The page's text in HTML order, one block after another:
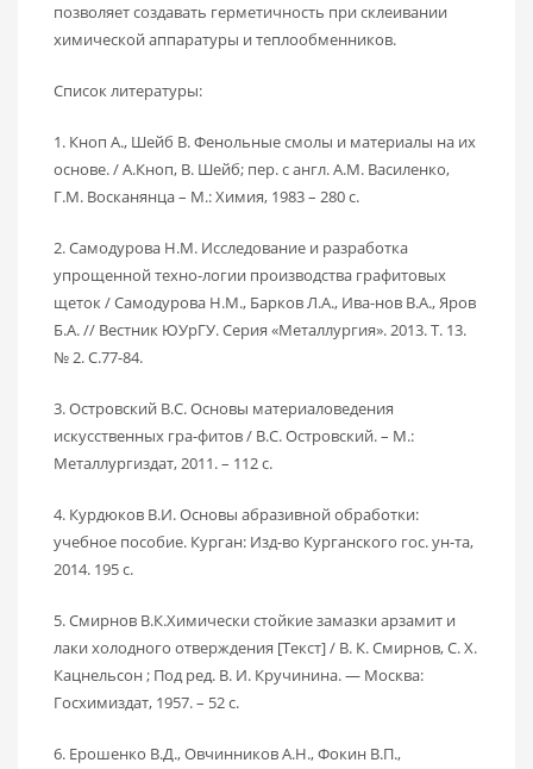
позволяет создавать герметичность при склеивании
химической аппаратуры и теплообменников.
Список литературы:
1. Кноп А., Шейб В. Фенольные смолы и материалы на их
основе. / А.Кноп, В. Шейб; пер. с англ. А.М. Василенко,
Г.М. Восканянца – М.: Химия, 1983 – 280 с.
2. Самодурова Н.М. Исследование и разработка
упрощенной техно-логии производства графитовых
щеток / Самодурова Н.М., Барков Л.А., Ива-нов В.А., Яров
Б.А. // Вестник ЮУрГУ. Серия «Металлургия». 2013. Т. 13.
№ 2. С.77-84.
3. Островский В.С. Основы материаловедения
искусственных гра-фитов / В.С. Островский. – М.:
Металлургиздат, 2011. – 112 с.
4. Курдюков В.И. Основы абразивной обработки:
учебное пособие. Курган: Изд-во Курганского гос. ун-та,
2014. 195 с.
5. Смирнов В.К.Химически стойкие замазки арзамит и
лаки холодного отверждения [Текст] / В. К. Смирнов, С. Х.
Кацнельсон ; Под ред. В. И. Кручинина. — Москва:
Госхимиздат, 1957. – 52 с.
6. Ерошенко В.Д., Овчинников А.Н., Фокин В.П.,